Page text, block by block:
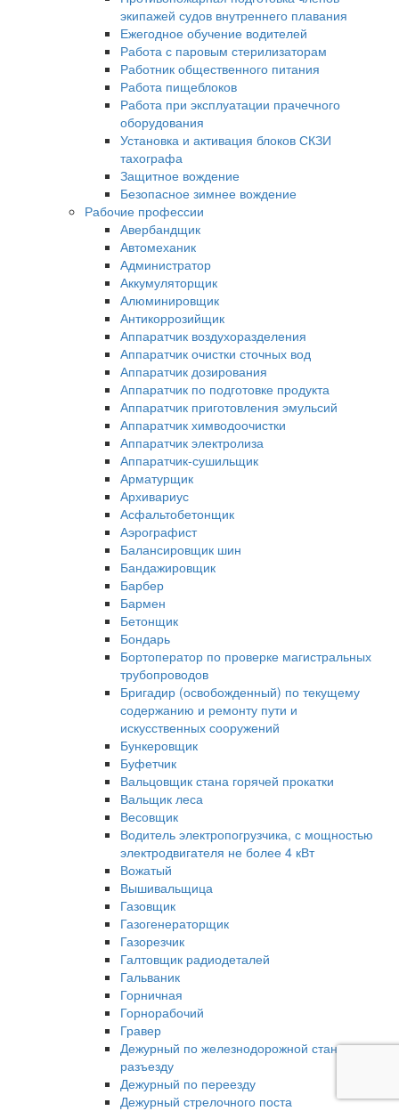
экипажей судов внутреннего плавания
Ежегодное обучение водителей
Работа с паровым стерилизаторам
Работник общественного питания
Работа пищеблоков
Работа при эксплуатации прачечного
оборудования
Установка и активация блоков СКЗИ
тахографа
Защитное вождение
Безопасное зимнее вождение
Рабочие профессии
Авербандщик
Автомеханик
Администратор
Аккумуляторщик
Алюминировщик
Антикоррозийщик
Аппаратчик воздухоразделения
Аппаратчик очистки сточных вод
Аппаратчик дозирования
Аппаратчик по подготовке продукта
Аппаратчик приготовления эмульсий
Аппаратчик химводоочистки
Аппаратчик электролиза
Аппаратчик-сушильщик
Арматурщик
Архивариус
Асфальтобетонщик
Аэрографист
Балансировщик шин
Бандажировщик
Барбер
Бармен
Бетонщик
Бондарь
Бортоператор по проверке магистральных
трубопроводов
Бригадир (освобожденный) по текущему
содержанию и ремонту пути и
искусственных сооружений
Бункеровщик
Буфетчик
Вальцовщик стана горячей прокатки
Вальщик леса
Весовщик
Водитель электропогрузчика, с мощностью
электродвигателя не более 4 кВт
Вожатый
Вышивальщица
Газовщик
Газогенераторщик
Газорезчик
Галтовщик радиодеталей
Гальваник
Горничная
Горнорабочий
Гравер
Дежурный по железнодорожной станции,
разъезду
Дежурный по переезду
Дежурный стрелочного поста